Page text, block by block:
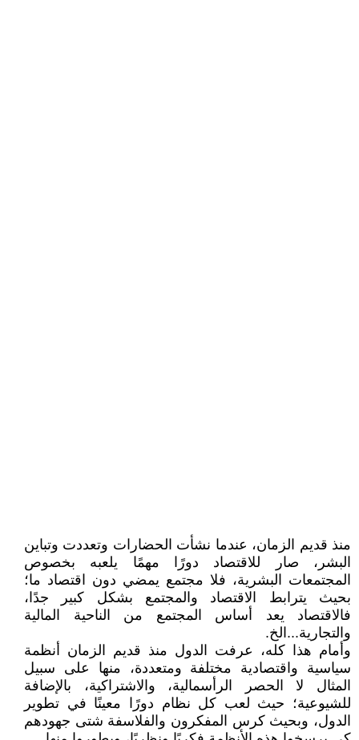
منذ قديم الزمان، عندما نشأت الحضارات وتعددت وتباين
البشر، صار للاقتصاد دورًا مهمًا يلعبه بخصوص
المجتمعات البشرية، فلا مجتمع يمضي دون اقتصاد ما؛
بحيث يترابط الاقتصاد والمجتمع بشكل كبير جدًا،
فالاقتصاد يعد أساس المجتمع من الناحية المالية
والتجارية...الخ.
وأمام هذا كله، عرفت الدول منذ قديم الزمان أنظمة
سياسية واقتصادية مختلفة ومتعددة، منها على سبيل
المثال لا الحصر الرأسمالية، والاشتراكية، بالإضافة
للشيوعية؛ حيث لعب كل نظام دورًا معينًا في تطوير
الدول، وبحيث كرس المفكرون والفلاسفة شتى جهودهم